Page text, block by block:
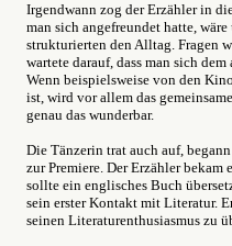
Irgendwann zog der Erzähler in
man sich angefreundet hatte,
strukturierten den Alltag. Fragen
wartete darauf, dass man sich
Wenn beispielsweise von den
ist, wird vor allem das
genau das wunderbar.
Die Tänzerin trat auch auf,
zur Premiere. Der Erzähler
sollte ein englisches Buch
sein erster Kontakt mit Literatur.
seinen Literaturenthusiasmus zu